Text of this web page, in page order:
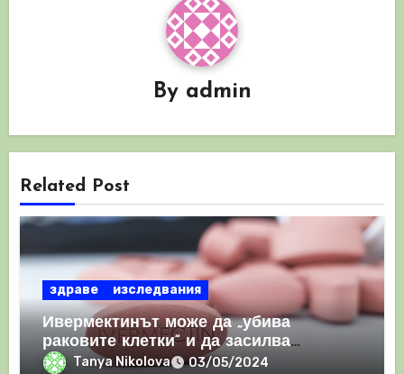
By admin
Related Post
здраве изследвания
Ивермектинът може да „убива
раковите клетки“ и да засилва
имунния отговор
Tanya Nikolova 03/05/2024